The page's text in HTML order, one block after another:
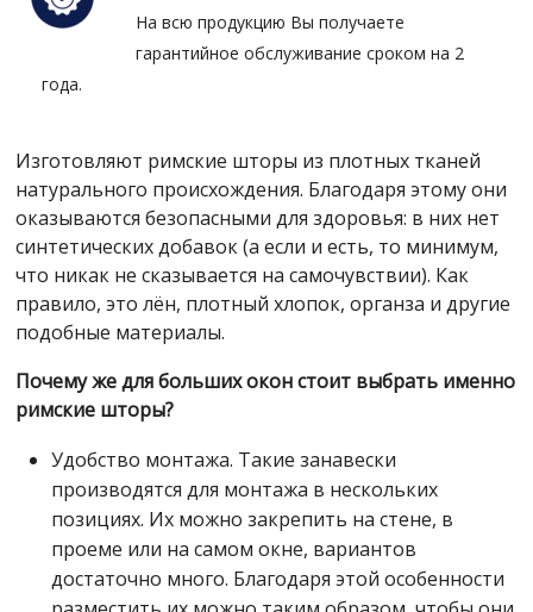
На всю продукцию Вы получаете
гарантийное обслуживание сроком на 2
года.
Изготовляют римские шторы из плотных тканей
натурального происхождения. Благодаря этому они
оказываются безопасными для здоровья: в них нет
синтетических добавок (а если и есть, то минимум,
что никак не сказывается на самочувствии). Как
правило, это лён, плотный хлопок, органза и другие
подобные материалы.
Почему же для больших окон стоит выбрать именно
римские шторы?
Удобство монтажа. Такие занавески
производятся для монтажа в нескольких
позициях. Их можно закрепить на стене, в
проеме или на самом окне, вариантов
достаточно много. Благодаря этой особенности